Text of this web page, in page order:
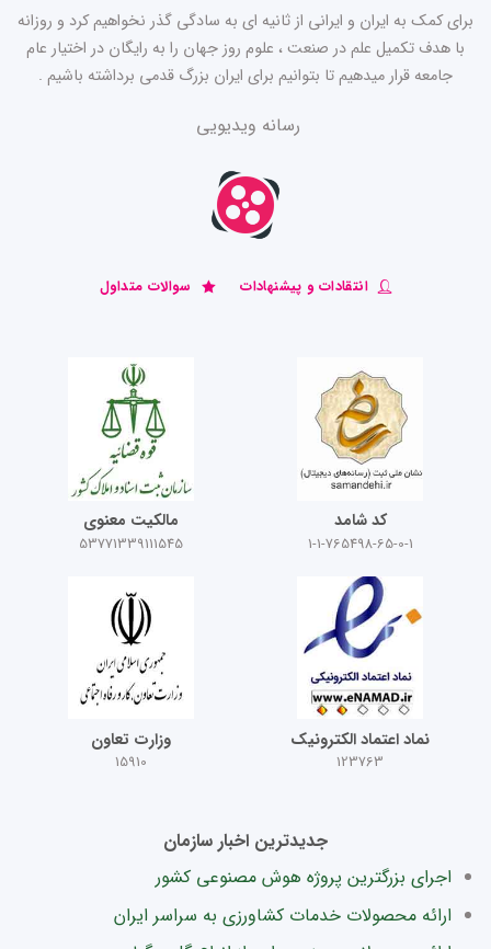
برای کمک به ایران و ایرانی از ثانیه ای به سادگی گذر نخواهیم کرد و روزانه
با هدف تکمیل علم در صنعت ، علوم روز جهان را به رایگان در اختیار عام
جامعه قرار میدهیم تا بتوانیم برای ایران بزرگ قدمی برداشته باشیم .
رسانه ویدیویی
انتقادات و پیشنهادات سوالات متداول
کد شامد
1-1-765498-65-0-1
مالکیت معنوی
53771339111545
نماد اعتماد الکترونیک
123763
وزارت تعاون
15910
جدیدترین اخبار سازمان
اجرای بزرگترین پروژه هوش مصنوعی کشور
ارائه محصولات خدمات کشاورزی به سراسر ایران